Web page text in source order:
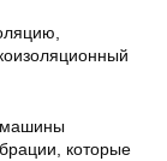
машины
которые